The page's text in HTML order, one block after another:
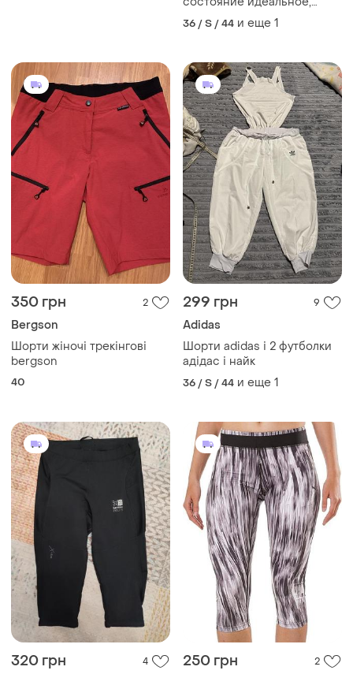
вышитое лого, полупреяс
36-44, бедра 41 тянут длина
36 / S / 44 и еще 1
350 грн 2
Bergson
Шорти жіночі трекінгові
bergson
40
299 грн 9
Adidas
Шорти adidas і 2 футболки
адідас і найк
36 / S / 44 и еще 1
320 грн 4 250 грн 2